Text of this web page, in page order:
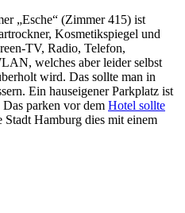
„Esche“ (Zimmer 415) ist
Kosmetikspiegel und
TV, Radio, Telefon,
welches aber leider selbst
wird. Das sollte man in
Ein hauseigener Parkplatz ist
parken vor dem Hotel sollte
Stadt Hamburg dies mit einem